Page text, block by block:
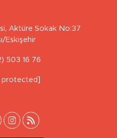
Aktüre Sokak No:37
Eskişehir
503 16 76
protected]